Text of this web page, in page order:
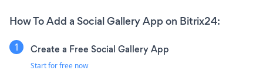
How To Add a Social Gallery App on Bitrix24:
Create a Free Social Gallery App
Start for free now